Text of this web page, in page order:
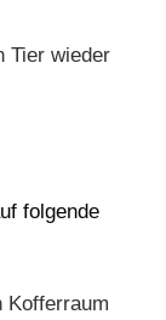
Tier wieder
folgende
Kofferraum